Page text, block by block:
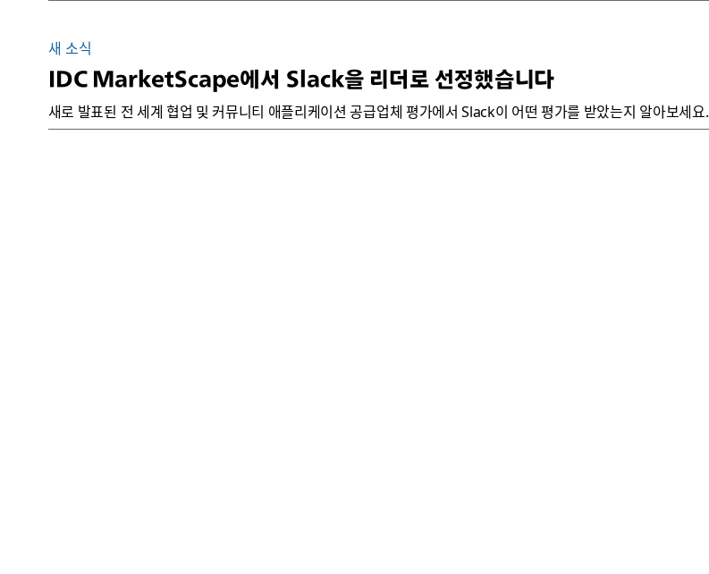
새 소식
IDC MarketScape에서 Slack을 리더로 선정했습니다
새로 발표된 전 세계 협업 및 커뮤니티 애플리케이션 공급업체 평가에서 Slack이 어떤 평가를 받았는지 알아보세요.